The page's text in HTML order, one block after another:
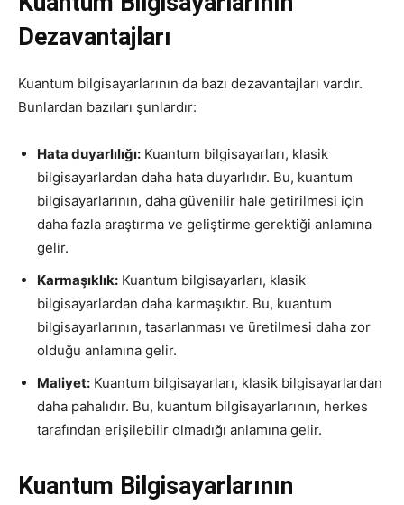
Dezavantajları
Kuantum bilgisayarlarının da bazı dezavantajları vardır.
Bunlardan bazıları şunlardır:
Hata duyarlılığı: Kuantum bilgisayarları, klasik
bilgisayarlardan daha hata duyarlıdır. Bu, kuantum
bilgisayarlarının, daha güvenilir hale getirilmesi için
daha fazla araştırma ve geliştirme gerektiği anlamına
gelir.
Karmaşıklık: Kuantum bilgisayarları, klasik
bilgisayarlardan daha karmaşıktır. Bu, kuantum
bilgisayarlarının, tasarlanması ve üretilmesi daha zor
olduğu anlamına gelir.
Maliyet: Kuantum bilgisayarları, klasik bilgisayarlardan
daha pahalıdır. Bu, kuantum bilgisayarlarının, herkes
tarafından erişilebilir olmadığı anlamına gelir.
Kuantum Bilgisayarlarının